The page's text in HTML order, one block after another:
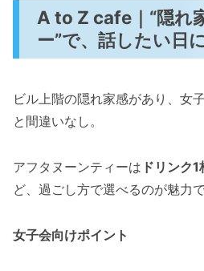
A to Z cafe｜“隠れ
ー”で、話したい日
ビル上階の隠れ家感があり、女
と間違いなし。
アフタヌーンティーは ドリンク1
ど、過ごし方で選べるのが魅力で
女子会向けポイント